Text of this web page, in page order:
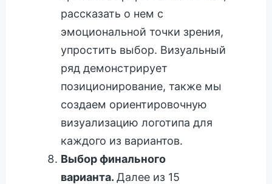
рассказать о нем с
эмоциональной точки зрения,
упростить выбор. Визуальный
ряд демонстрирует
позиционирование, также мы
создаем ориентировочную
визуализацию логотипа для
каждого из вариантов.
Выбор финального
варианта. Далее из 15